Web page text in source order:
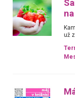
už